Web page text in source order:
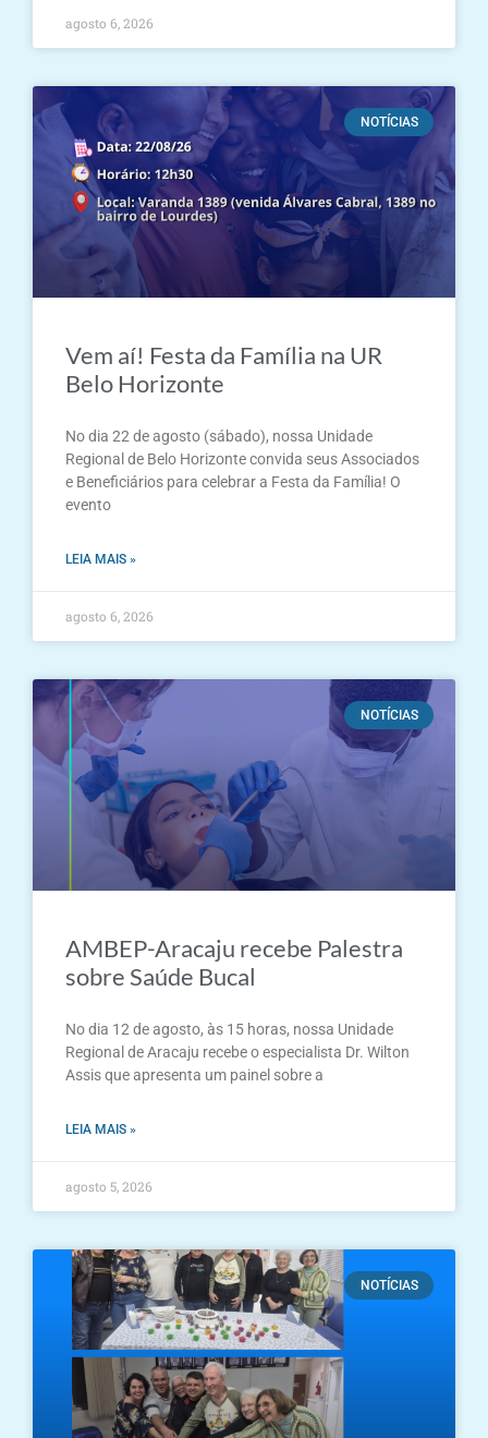
agosto 6, 2026
NOTÍCIAS
Vem aí! Festa da Família na UR
Belo Horizonte
No dia 22 de agosto (sábado), nossa Unidade
Regional de Belo Horizonte convida seus Associados
e Beneficiários para celebrar a Festa da Família! O
evento
LEIA MAIS »
agosto 6, 2026
NOTÍCIAS
AMBEP-Aracaju recebe Palestra
sobre Saúde Bucal
No dia 12 de agosto, às 15 horas, nossa Unidade
Regional de Aracaju recebe o especialista Dr. Wilton
Assis que apresenta um painel sobre a
LEIA MAIS »
agosto 5, 2026
NOTÍCIAS